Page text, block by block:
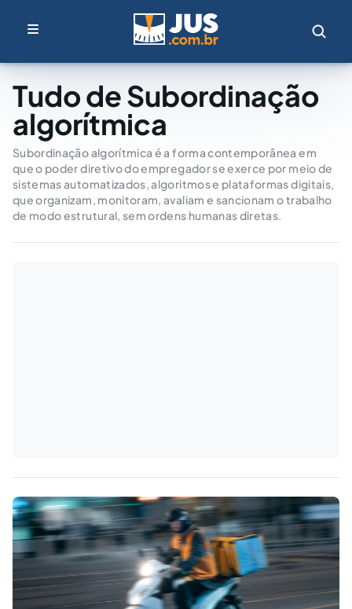
Tudo de Subordinação
algorítmica
Subordinação algorítmica é a forma contemporânea em
que o poder diretivo do empregador se exerce por meio de
sistemas automatizados, algoritmos e plataformas digitais,
que organizam, monitoram, avaliam e sancionam o trabalho
de modo estrutural, sem ordens humanas diretas.